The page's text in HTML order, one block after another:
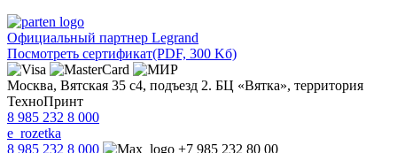
Официальный партнер Legrand
Посмотреть сертификат(PDF, 300 Kб)
Москва, Вятская 35 с4, подъезд 2. БЦ «Вятка», территория
ТехноПринт
8 985 232 8 000
e_rozetka
8 985 232 8 000
+7 985 232 80 00